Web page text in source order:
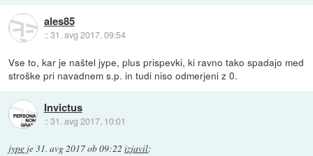
ales85
::31. avg 2017, 09:54
Vse to, kar je naštel jype, plus prispevki, ki ravno tako spadajo med
stroške pri navadnem s.p. in tudi niso odmerjeni z 0.
Invictus
::31. avg 2017, 10:01
jype je31. avg 2017 ob 09:22 izjavil: